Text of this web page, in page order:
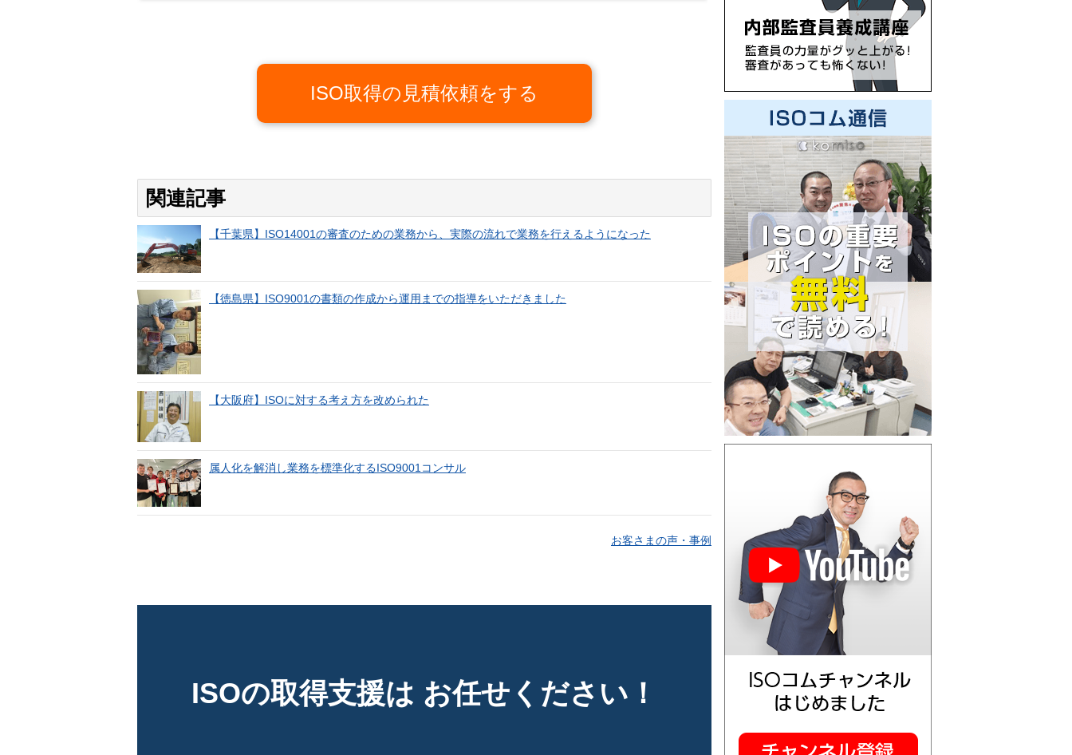
ISO取得の見積依頼をする
関連記事
【千葉県】ISO14001の審査のための業務から、実際の流れで業務を行えるようになった
【徳島県】ISO9001の書類の作成から運用までの指導をいただきました
【大阪府】ISOに対する考え方を改められた
属人化を解消し業務を標準化するISO9001コンサル
お客さまの声・事例
ISOの取得支援は お任せください！